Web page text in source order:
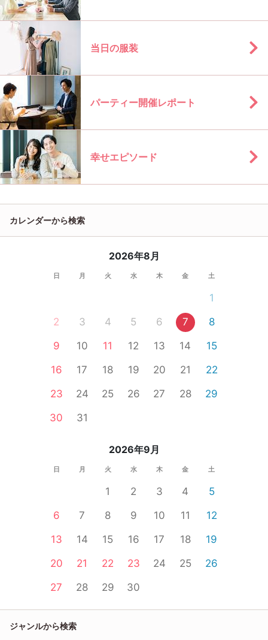
当日の服装
パーティー開催レポート
幸せエピソード
カレンダーから検索
2026年8月
日 月 火 水 木 金 土
1
2
3 4 5 6 7
8
9
10 11 12 13 14
15
16
17 18 19 20 21
22
23
24 25 26 27 28
29
30
31
2026年9月
日 月 火 水 木 金 土
1 2 3 4
5
6
7 8 9 10 11
12
13
14 15 16 17 18
19
20
21 22 23 24 25
26
27
28 29 30
ジャンルから検索